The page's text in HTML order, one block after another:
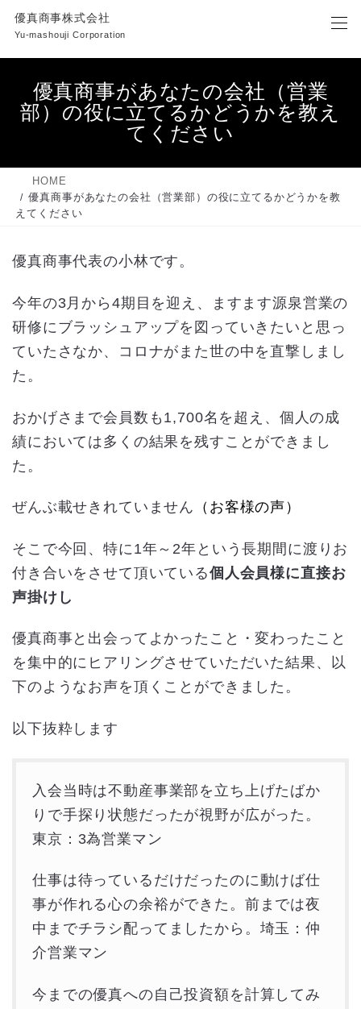
ン
ー
優真商事株式会社
Yu-mashouji Corporation
優真商事があなたの会社（営業
部）の役に立てるかどうかを教え
てください
HOME
優真商事があなたの会社（営業部）の役に立てるかどうかを教
えてください
優真商事代表の小林です。
今年の3月から4期目を迎え、ますます源泉営業の
研修にブラッシュアップを図っていきたいと思っ
ていたさなか、コロナがまた世の中を直撃しまし
た。
おかげさまで会員数も1,700名を超え、個人の成
績においては多くの結果を残すことができまし
た。
ぜんぶ載せきれていません （お客様の声）
そこで今回、特に1年～2年という長期間に渡りお
付き合いをさせて頂いている個人会員様に直接お
声掛けし
優真商事と出会ってよかったこと・変わったこと
を集中的にヒアリングさせていただいた結果、以
下のようなお声を頂くことができました。
以下抜粋します
入会当時は不動産事業部を立ち上げたばか
りで手探り状態だったが視野が広がった。
東京：3為営業マン
仕事は待っているだけだったのに動けば仕
事が作れる心の余裕ができた。前までは夜
中までチラシ配ってましたから。埼玉：仲
介営業マン
今までの優真への自己投資額を計算してみ